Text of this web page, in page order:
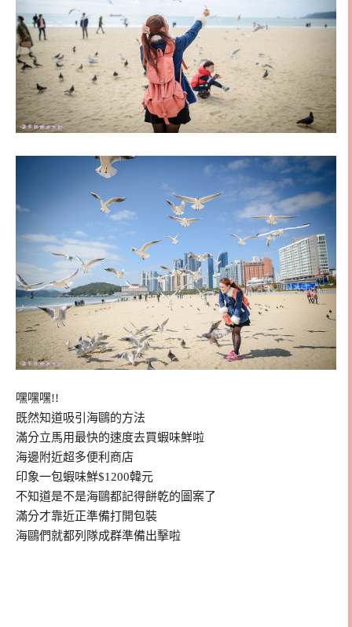
嘿嘿嘿!!
既然知道吸引海鷗的方法
滿分立馬用最快的速度去買蝦味鮮啦
海邊附近超多便利商店
印象一包蝦味鮮$1200韓元
不知道是不是海鷗都記得餅乾的圖案了
滿分才靠近正準備打開包裝
海鷗們就都列隊成群準備出擊啦